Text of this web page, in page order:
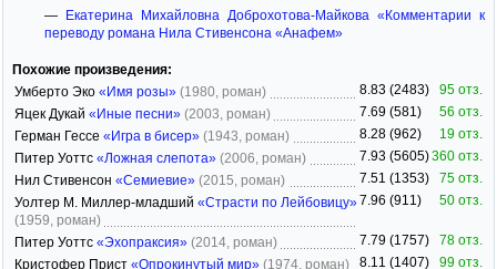
— Екатерина Михайловна Доброхотова-Майкова «Комментарии к
переводу романа Нила Стивенсона «Анафем»
Похожие произведения:
Умберто Эко «Имя розы» (1980, роман) 8.83 (2483)
95 отз.
Яцек Дукай «Иные песни» (2003, роман) 7.69 (581)
56 отз.
Герман Гессе «Игра в бисер» (1943, роман) 8.28 (962)
19 отз.
Питер Уоттс «Ложная слепота» (2006, роман) 7.93 (5605)360 отз.
Нил Стивенсон «Семиевие» (2015, роман) 7.51 (1353)
75 отз.
Уолтер М. Миллер-младший «Страсти по Лейбовицу»
(1959, роман)
7.96 (911) 50 отз.
Питер Уоттс «Эхопраксия» (2014, роман) 7.79 (1757)
78 отз.
Кристофер Прист «Опрокинутый мир» (1974, роман) 8.11 (1407)
99 отз.